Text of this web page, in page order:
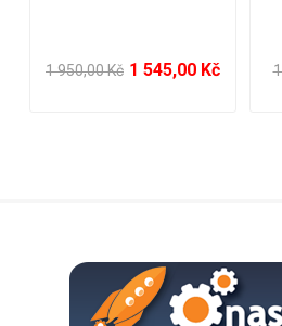
420,00 Kč 239,00 Kč